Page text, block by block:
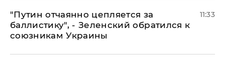
"Путин отчаянно цепляется за
баллистику", - Зеленский обратился к
союзникам Украины
11:33